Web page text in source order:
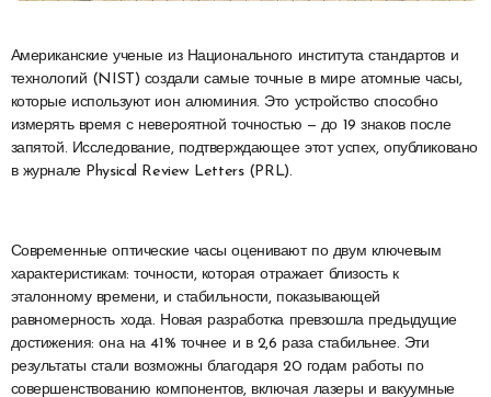
Американские ученые из Национального института стандартов и
технологий (NIST) создали самые точные в мире атомные часы,
которые используют ион алюминия. Это устройство способно
измерять время с невероятной точностью — до 19 знаков после
запятой. Исследование, подтверждающее этот успех, опубликовано
в журнале Physical Review Letters (PRL).
Современные оптические часы оценивают по двум ключевым
характеристикам: точности, которая отражает близость к
эталонному времени, и стабильности, показывающей
равномерность хода. Новая разработка превзошла предыдущие
достижения: она на 41% точнее и в 2,6 раза стабильнее. Эти
результаты стали возможны благодаря 20 годам работы по
совершенствованию компонентов, включая лазеры и вакуумные